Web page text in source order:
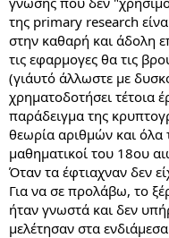
της primary research
στην καθαρή και άδολη
τις εφαρμογες θα τις
(γιάυτό άλλωστε με
χρηματοδοτήσει τέτοια
παράδειγμα της
θεωρία αριθμών και όλα
μαθηματικοί του 18ου
Όταν τα έφτιαχναν δεν
Για να σε προλάβω, το
ήταν γνωστά και δεν
μελέτησαν στα